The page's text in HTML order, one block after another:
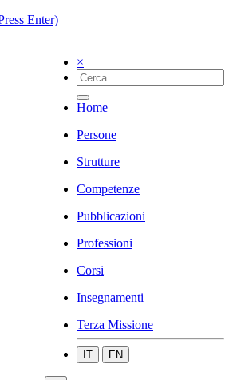
Enter)
×
Home
Persone
Strutture
Competenze
Pubblicazioni
Professioni
Corsi
Insegnamenti
Terza Missione
IT EN